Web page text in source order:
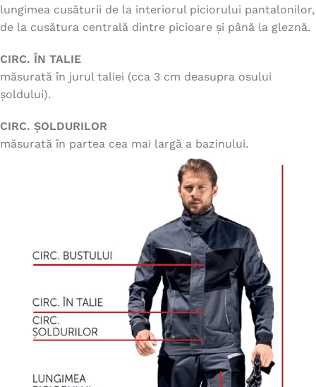
lungimea cusăturii de la interiorul piciorului pantalonilor,
de la cusătura centrală dintre picioare și până la gleznă.
CIRC. ÎN TALIE
măsurată în jurul taliei (cca 3 cm deasupra osului
șoldului).
CIRC. ȘOLDURILOR
măsurată în partea cea mai largă a bazinului.